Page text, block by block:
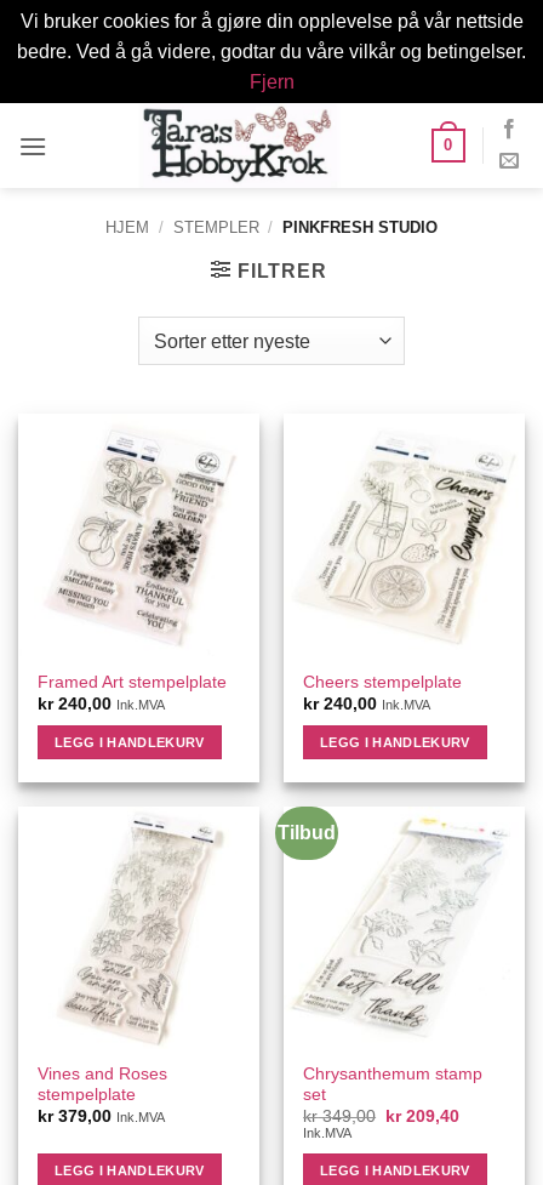
Vi bruker cookies for å gjøre din opplevelse på vår nettside
bedre. Ved å gå videre, godtar du våre vilkår og betingelser.
Fjern
0
HJEM / STEMPLER / PINKFRESH STUDIO
FILTRER
Framed Art stempelplate
kr240,00 Ink.MVA
LEGG I HANDLEKURV
Cheers stempelplate
kr240,00 Ink.MVA
LEGG I HANDLEKURV
Vines and Roses
stempelplate
kr379,00 Ink.MVA
LEGG I HANDLEKURV
Tilbud
Chrysanthemum stamp
set
kr349,00 Opprinnelig
kr 349,00.
kr209,40
kr 209,40.
Ink.MVA
LEGG I HANDLEKURV